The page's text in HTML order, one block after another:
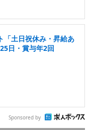
「土日祝休み・昇給あ
日・賞与年2回
Sponsored by